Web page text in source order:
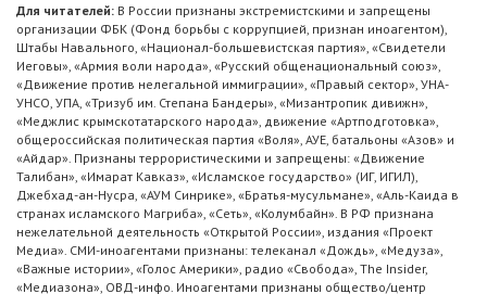
Для читателей: В России признаны экстремистскими и запрещены
организации ФБК (Фонд борьбы с коррупцией, признан иноагентом),
Штабы Навального, «Национал-большевистская партия», «Свидетели
Иеговы», «Армия воли народа», «Русский общенациональный союз»,
«Движение против нелегальной иммиграции», «Правый сектор», УНА-
УНСО, УПА, «Тризуб им. Степана Бандеры», «Мизантропик дивижн»,
«Меджлис крымскотатарского народа», движение «Артподготовка»,
общероссийская политическая партия «Воля», АУЕ, батальоны «Азов» и
«Айдар». Признаны террористическими и запрещены: «Движение
Талибан», «Имарат Кавказ», «Исламское государство» (ИГ, ИГИЛ),
Джебхад-ан-Нусра, «АУМ Синрике», «Братья-мусульмане», «Аль-Каида в
странах исламского Магриба», «Сеть», «Колумбайн». В РФ признана
нежелательной деятельность «Открытой России», издания «Проект
Медиа». СМИ-иноагентами признаны: телеканал «Дождь», «Медуза»,
«Важные истории», «Голос Америки», радио «Свобода», The Insider,
«Медиазона», ОВД-инфо. Иноагентами признаны общество/центр